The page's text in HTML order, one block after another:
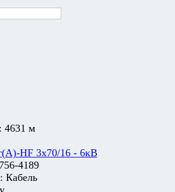
4631 м
HF 3х70/16 - 6кВ
4189
Кабель